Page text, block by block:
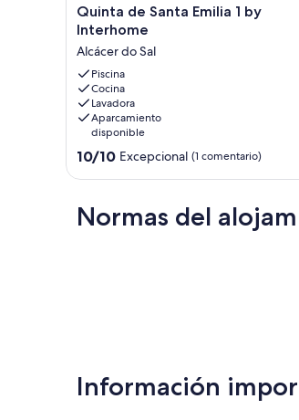
Quinta
de
Emilia
1
by
Interhome
Alcácer
Sal
Quinta de Santa Emilia 1 by
Interhome
Alcácer do Sal
Piscina
Cocina
Lavadora
Aparcamiento
disponible
10.0
Excepcional,
(1 comentario)
10/10 Excepcional (1 comentario)
Normas del
Información